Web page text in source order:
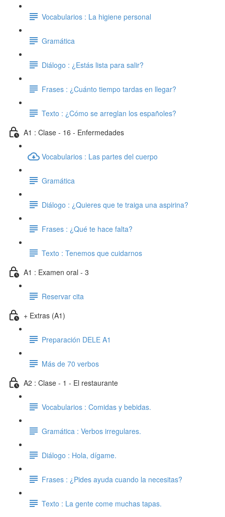
Vocabularios : La higiene personal
Gramática
Diálogo : ¿Estás lista para salir?
Frases : ¿Cuánto tiempo tardas en llegar?
Texto : ¿Cómo se arreglan los españoles?
A1 : Clase - 16 - Enfermedades
Vocabularios : Las partes del cuerpo
Gramática
Diálogo : ¿Quieres que te traiga una aspirina?
Frases : ¿Qué te hace falta?
Texto : Tenemos que cuidarnos
A1 : Examen oral - 3
Reservar cita
+ Extras (A1)
Preparación DELE A1
Más de 70 verbos
A2 : Clase - 1 - El restaurante
Vocabularios : Comidas y bebidas.
Gramática : Verbos irregulares.
Diálogo : Hola, dígame.
Frases : ¿Pides ayuda cuando la necesitas?
Texto : La gente come muchas tapas.